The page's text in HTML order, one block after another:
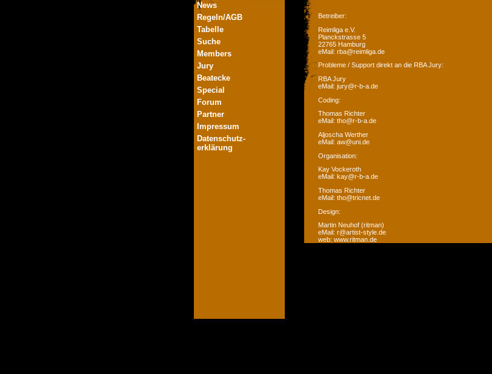
News
Regeln/AGB
Tabelle
Suche
Members
Jury
Beatecke
Special
Forum
Partner
Impressum
Datenschutz-
erklärung
Betreiber:
Reimliga e.V.
Planckstrasse 5
22765 Hamburg
eMail: rba@reimliga.de
Probleme / Support direkt an die RBA Jury:
RBA Jury
eMail: jury@r-b-a.de
Coding:
Thomas Richter
eMail: tho@r-b-a.de
Aljoscha Werther
eMail: aw@uni.de
Organisation:
Kay Vockeroth
eMail: kay@r-b-a.de
Thomas Richter
eMail: tho@tricnet.de
Design:
Martin Neuhof (ritman)
eMail: r@artist-style.de
web: www.ritman.de